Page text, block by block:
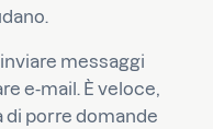
messaggi
e-mail. È veloce,
di porre domande